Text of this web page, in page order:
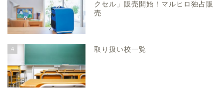
クセル」販売開始！マルヒロ独占販
売
4 取り扱い校一覧